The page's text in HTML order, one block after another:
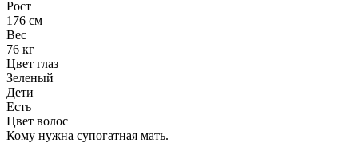
Рост
176 см
Вес
76 кг
Цвет глаз
Зеленый
Дети
Есть
Цвет волос
Кому нужна супогатная мать.